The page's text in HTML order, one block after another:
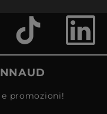
promozioni!